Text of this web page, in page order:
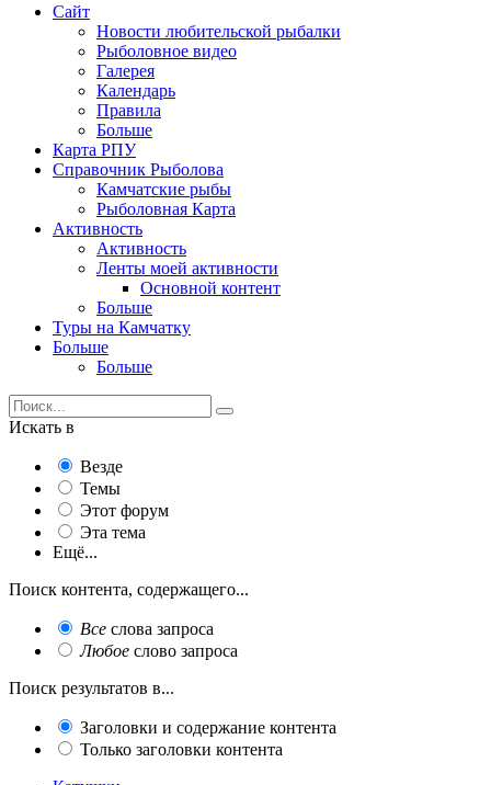
Сайт
Новости любительской рыбалки
Рыболовное видео
Галерея
Календарь
Правила
Больше
Карта РПУ
Справочник Рыболова
Камчатские рыбы
Рыболовная Карта
Активность
Активность
Ленты моей активности
Основной контент
Больше
Туры на Камчатку
Больше
Больше
Искать в
Везде
Темы
Этот форум
Эта тема
Ещё...
Поиск контента, содержащего...
Все слова запроса
Любое слово запроса
Поиск результатов в...
Заголовки и содержание контента
Только заголовки контента